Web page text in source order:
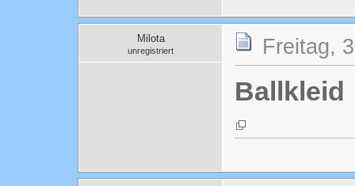
Milota
unregistriert Freitag,
Ballkleid